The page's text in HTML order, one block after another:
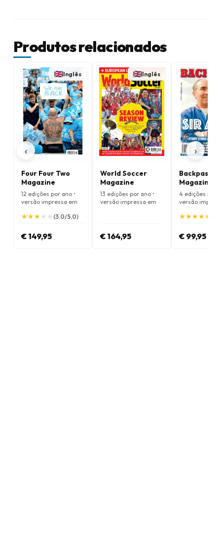
Produtos relacionados
‹
Inglês
Four Four Two
Magazine
12 edições por ano •
versão impressa em
★
★★
★★
★★
★ ★
★ (3.0/5.0)
€ 149,95
Inglês
World Soccer
Magazine
13 edições por ano •
versão impressa em
€ 164,95
Backpass
Magazine
4 edições por
versão
★
★★
★★
★★
★★
★
€ 99,95
›